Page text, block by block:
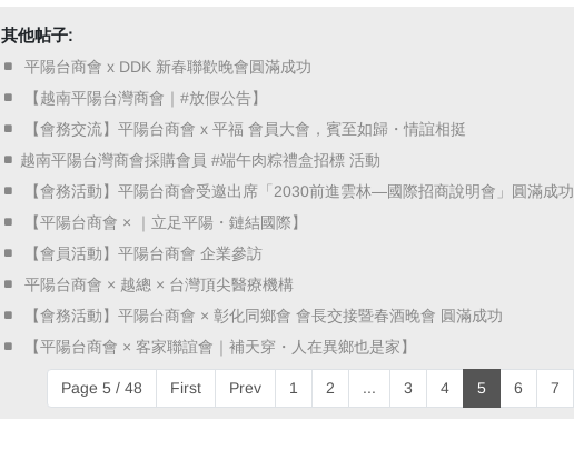
其他帖子:
​ 平陽台商會 x DDK 新春聯歡晚會圓滿成功 ​
​ 【越南平陽台灣商會｜#放假公告】 ​
​ 【會務交流】平陽台商會 x 平福 會員大會，賓至如歸・情誼相挺 ​
越南平陽台灣商會採購會員 #端午肉粽禮盒招標 活動
​ 【會務活動】平陽台商會受邀出席「2030前進雲林—國際招商說明會」圓滿成功 ​
​ 【平陽台商會 × ｜立足平陽・鏈結國際】 ​
​ 【會員活動】平陽台商會 企業參訪 ​
​ 平陽台商會 × 越總 × 台灣頂尖醫療機構 ​
​ 【會務活動】平陽台商會 × 彰化同鄉會 會長交接暨春酒晚會 圓滿成功 ​
​ 【平陽台商會 × 客家聯誼會｜補天穿・人在異鄉也是家】 ​
Page 5 / 48 First Prev 1 2 ... 3 4 5 6 7